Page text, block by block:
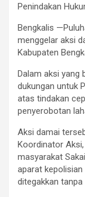
Penindakan
Bengkalis
menggelar aksi
Kabupaten
Dalam aksi yang
dukungan untuk
atas tindakan
penyerobotan
Aksi damai
Koordinator
masyarakat
aparat
ditegakkan tanpa